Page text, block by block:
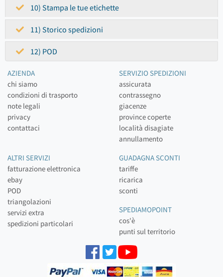
10) Stampa le tue etichette
11) Storico spedizioni
12) POD
AZIENDA
chi siamo
condizioni di trasporto
note legali
privacy
contattaci
SERVIZIO SPEDIZIONI
assicurata
contrassegno
giacenze
province coperte
località disagiate
annullamento
ALTRI SERVIZI
fatturazione elettronica
ebay
POD
triangolazioni
servizi extra
spedizioni particolari
GUADAGNA SCONTI
tariffe
ricarica
sconti
SPEDIAMOPOINT
cos'è
punti sul territorio